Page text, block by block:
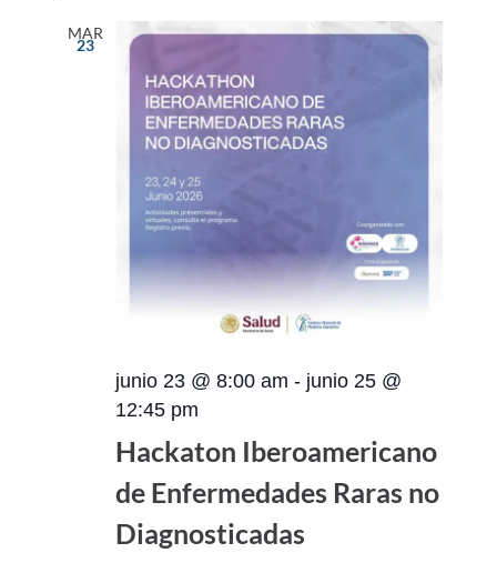
MAR
23
junio 23 @ 8:00 am - junio 25 @
12:45 pm
Hackaton Iberoamericano
de Enfermedades Raras no
Diagnosticadas